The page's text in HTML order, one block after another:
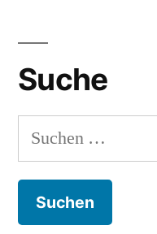
Suche
Suchen
nach: